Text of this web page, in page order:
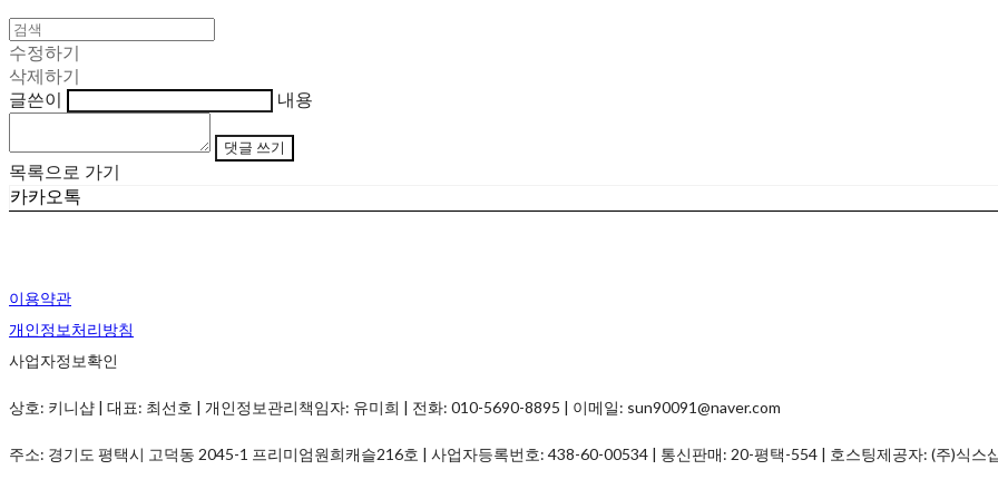
수정하기
삭제하기
글쓴이
내용
댓글 쓰기
목록으로 가기
카카오톡
이용약관
개인정보처리방침
사업자정보확인
상호: 키니샵 | 대표: 최선호 | 개인정보관리책임자: 유미희 | 전화: 010-5690-8895 | 이메일: sun90091@naver.com
주소: 경기도 평택시 고덕동 2045-1 프리미엄원희캐슬216호 | 사업자등록번호: 438-60-00534 | 통신판매: 20-평택-554 | 호스팅제공자: (주)식스